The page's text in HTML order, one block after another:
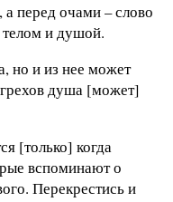
перед очами – слово
и душой.
но и из нее может
душа [может]
[только] когда
вспоминают о
Перекрестись и